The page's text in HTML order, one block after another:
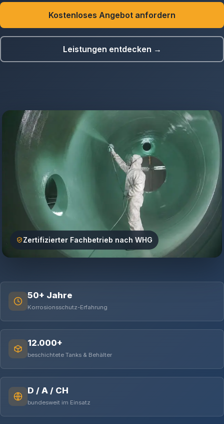
Kostenloses Angebot anfordern
Leistungen entdecken →
Zertifizierter Fachbetrieb nach WHG
50+ Jahre
Korrosionsschutz-Erfahrung
12.000+
beschichtete Tanks & Behälter
D / A / CH
bundesweit im Einsatz